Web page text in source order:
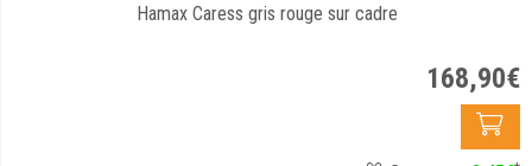
Hamax Caress gris rouge sur cadre
168,90€